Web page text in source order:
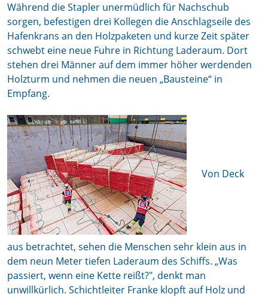
Während die Stapler unermüdlich für Nachschub
sorgen, befestigen drei Kollegen die Anschlagseile des
Hafenkrans an den Holzpaketen und kurze Zeit später
schwebt eine neue Fuhre in Richtung Laderaum. Dort
stehen drei Männer auf dem immer höher werdenden
Holzturm und nehmen die neuen „Bausteine“ in
Empfang.
Von Deck
aus betrachtet, sehen die Menschen sehr klein aus in
dem neun Meter tiefen Laderaum des Schiffs. „Was
passiert, wenn eine Kette reißt?", denkt man
unwillkürlich. Schichtleiter Franke klopft auf Holz und